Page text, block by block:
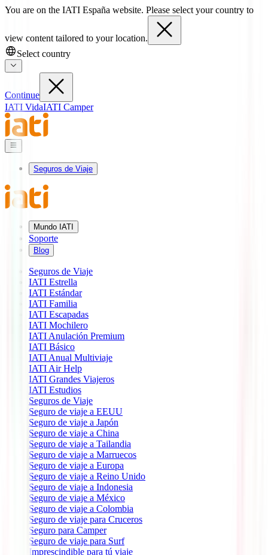
You are on the IATI España website. Please select your country to
view content tailored to your location.
Select country
Continue
IATI VidaIATI Camper
Seguros de Viaje
Mundo IATI
Soporte
Blog
Seguros de Viaje
IATI Estrella
IATI Estándar
IATI Familia
IATI Escapadas
IATI Mochilero
IATI Anulación Premium
IATI Básico
IATI Anual Multiviaje
IATI Air Help
IATI Grandes Viajeros
IATI Estudios
Seguros de Viaje
Seguro de viaje a EEUU
Seguro de viaje a Japón
Seguro de viaje a China
Seguro de viaje a Tailandia
Seguro de viaje a Marruecos
Seguro de viaje a Europa
Seguro de viaje a Reino Unido
Seguro de viaje a Indonesia
Seguro de viaje a México
Seguro de viaje a Colombia
Seguro de viaje para Cruceros
Seguro para Camper
Seguro de viaje para Surf
Imprescindible para tú viaje